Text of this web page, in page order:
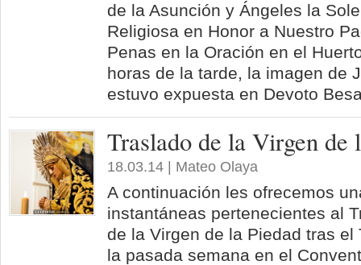
de la Asunción y Ángeles la
Religiosa en Honor a Nuestro
Penas en la Oración en el
horas de la tarde, la imagen de
estuvo expuesta en Devoto
Traslado de la Virgen de
18.03.14 | Mateo Olaya
A continuación les ofrecemos
instantáneas pertenecientes al
de la Virgen de la Piedad tras el
la pasada semana en el